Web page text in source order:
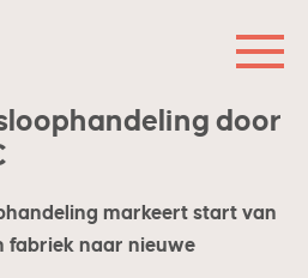
door
markeert start van
fabriek naar nieuwe